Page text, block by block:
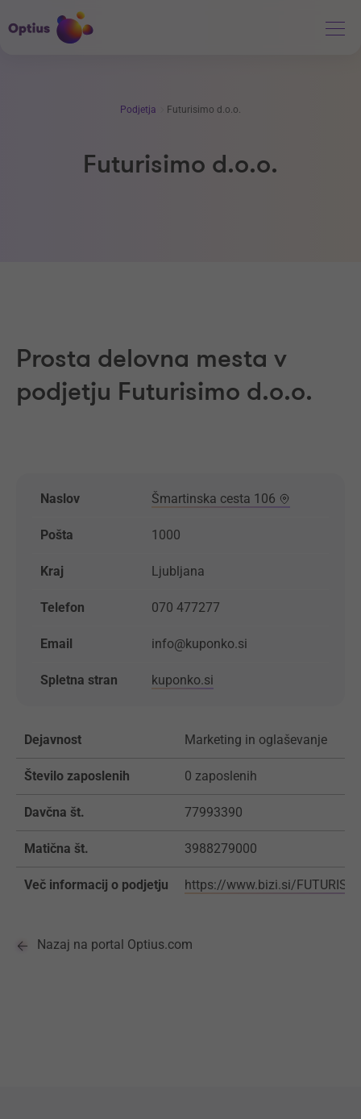
Podjetja Futurisimo d.o.o.
Futurisimo d.o.o.
Prosta delovna mesta v
podjetju Futurisimo d.o.o.
Naslov Šmartinska cesta 106
Pošta 1000
Kraj Ljubljana
Telefon 070 477277
Email info@kuponko.si
Spletna stran kuponko.si
Dejavnost Marketing in oglaševanje
Število zaposlenih 0 zaposlenih
Davčna št. 77993390
Matična št. 3988279000
Več informacij o podjetju https://www.bizi.si/
Nazaj na portal Optius.com